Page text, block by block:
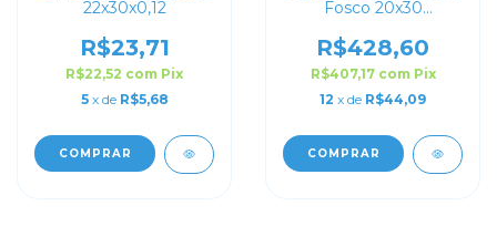
22x30x0,12
R$23,71
R$22,52 com Pix
5 x de R$5,68
COMPRAR
Fosco 20x30
R$428,60
R$407,17 com Pix
12 x de R$44,09
COMPRAR